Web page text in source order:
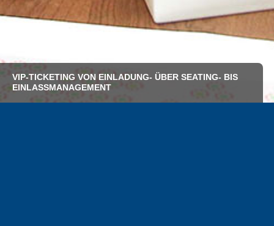
VIP-TICKETING VON EINLADUNG- ÜBER SEATING- BIS
EINLASSMANAGEMENT